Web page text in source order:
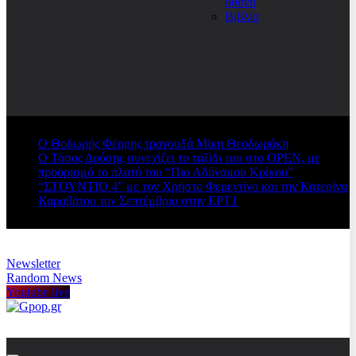
Βιβλία
Ο Θοδωρής Φέρρης τραγουδά Μίκη Θεοδωράκη
Ο Τάσος Δούσης συνεχίζει το ταξίδι του στο OPEN, με
προορισμό το πλατό του “Πιο Αδύναμου Κρίκου”
“ΣΤΟΥΝΤΙΟ 4” με τον Χρήστο Φερεντίνο και την Κατερίνα
Καραβάτου τον Σεπτέμβριο στην ΕΡΤ1
Newsletter
Random News
Youtube live